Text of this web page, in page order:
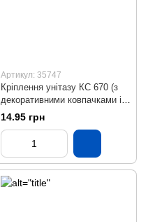
Артикул: 35747
Кріплення унітазу КС 670 (з
декоративними ковпачками і
шурупами 6x70мм)
14.95 грн